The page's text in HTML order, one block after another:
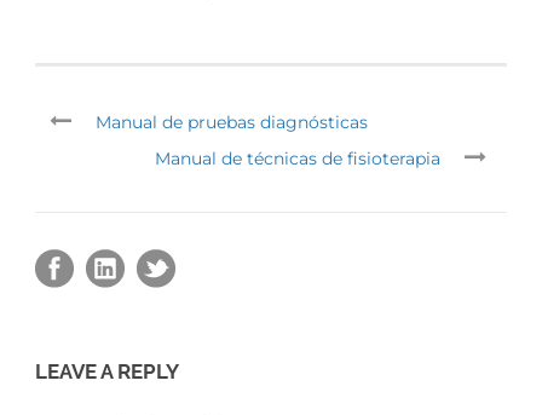
Manual de pruebas diagnósticas
Manual de técnicas de fisioterapia
LEAVE A REPLY